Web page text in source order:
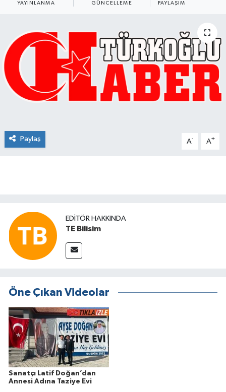
YAYINLANMA GÜNCELLEME PAYLAŞIM
Paylaş A- A+
EDITÖR HAKKINDA
TE Bilisim
Öne Çıkan Videolar
Sanatçı Latif Doğan’dan
Annesi Adına Taziye Evi
Asayiş
Kültür & Sanat
Son Dakika Haberleri
Haber Arşivi